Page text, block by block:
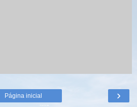
›
Página inicial